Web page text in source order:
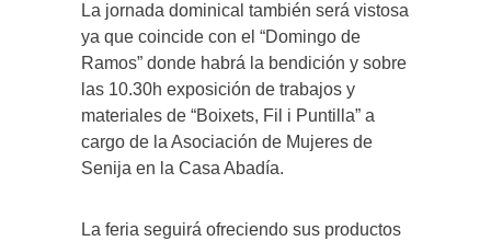
La jornada dominical también será vistosa
ya que coincide con el “Domingo de
Ramos” donde habrá la bendición y sobre
las 10.30h exposición de trabajos y
materiales de “Boixets, Fil i Puntilla” a
cargo de la Asociación de Mujeres de
Senija en la Casa Abadía.
La feria seguirá ofreciendo sus productos